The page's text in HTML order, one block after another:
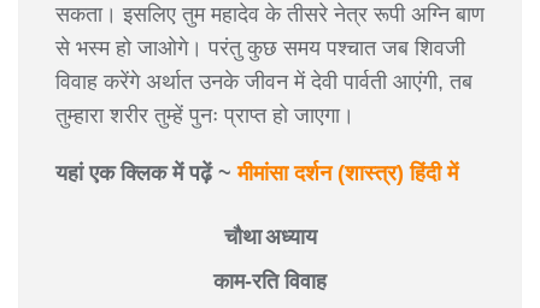
सकता। इसलिए तुम महादेव के तीसरे नेत्र रूपी अग्नि बाण
से भस्म हो जाओगे। परंतु कुछ समय पश्चात जब शिवजी
विवाह करेंगे अर्थात उनके जीवन में देवी पार्वती आएंगी, तब
तुम्हारा शरीर तुम्हें पुनः प्राप्त हो जाएगा।
यहां एक क्लिक में पढ़ें ~मीमांसा दर्शन (शास्त्र) हिंदी में
चौथा अध्याय
काम-रति विवाह